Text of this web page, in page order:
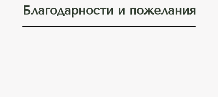
Благодарности и пожелания